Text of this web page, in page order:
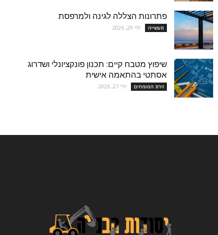
פתרונות הצללה לגינה ולמרפסת
תעשייה יולי 29, 2026
שיפוץ מטבח קיים: תכנון פונקציונלי ושדרוג
אסתטי בהתאמה אישית
זירת המומחים יולי 27, 2026